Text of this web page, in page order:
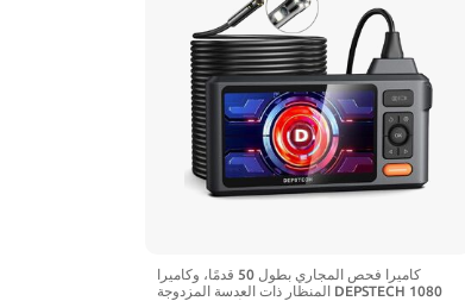
كاميرا فحص المجاري بطول 50 قدمًا، وكاميرا
المنظار ذات العدسة المزدوجة DEPSTECH 1080